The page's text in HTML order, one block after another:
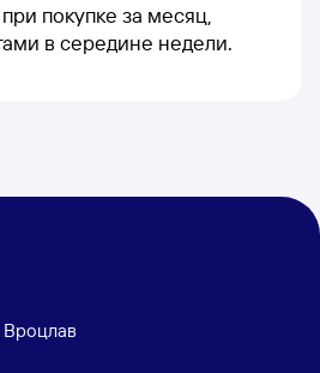
покупке за месяц,
в середине недели.
Вроцлав